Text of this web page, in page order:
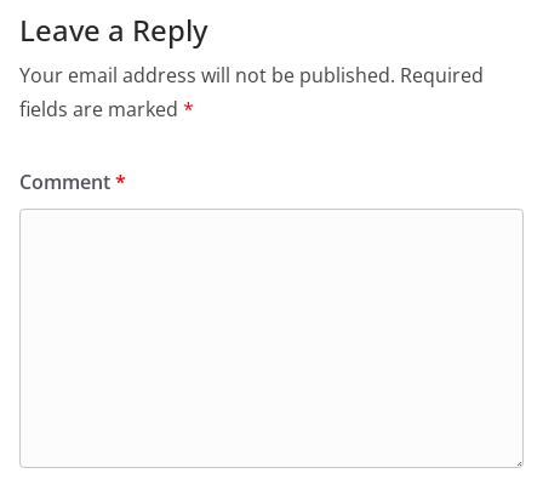
Leave a Reply
Your email address will not be published. Required
fields are marked *
Comment*